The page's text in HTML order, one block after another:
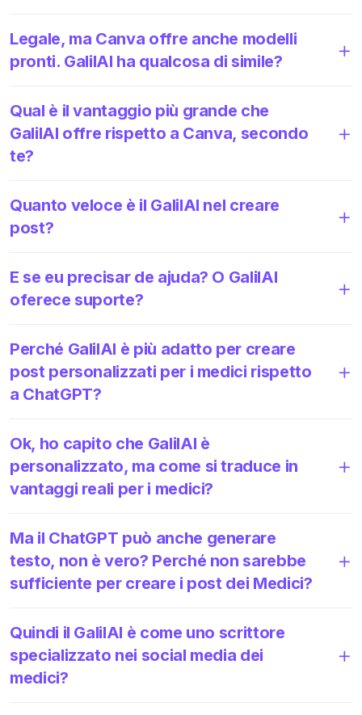
Legale, ma Canva offre anche modelli
pronti. GalilAI ha qualcosa di simile?
Qual è il vantaggio più grande che
GalilAI offre rispetto a Canva, secondo
te?
Quanto veloce è il GalilAI nel creare
post?
E se eu precisar de ajuda? O GalilAI
oferece suporte?
Perché GalilAI è più adatto per creare
post personalizzati per i medici rispetto
a ChatGPT?
Ok, ho capito che GalilAI è
personalizzato, ma come si traduce in
vantaggi reali per i medici?
Ma il ChatGPT può anche generare
testo, non è vero? Perché non sarebbe
sufficiente per creare i post dei Medici?
Quindi il GalilAI è come uno scrittore
specializzato nei social media dei
medici?